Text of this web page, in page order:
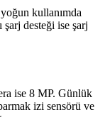
kullanımda
şarj desteği ise şarj
ise 8 MP. Günlük
izi sensörü ve